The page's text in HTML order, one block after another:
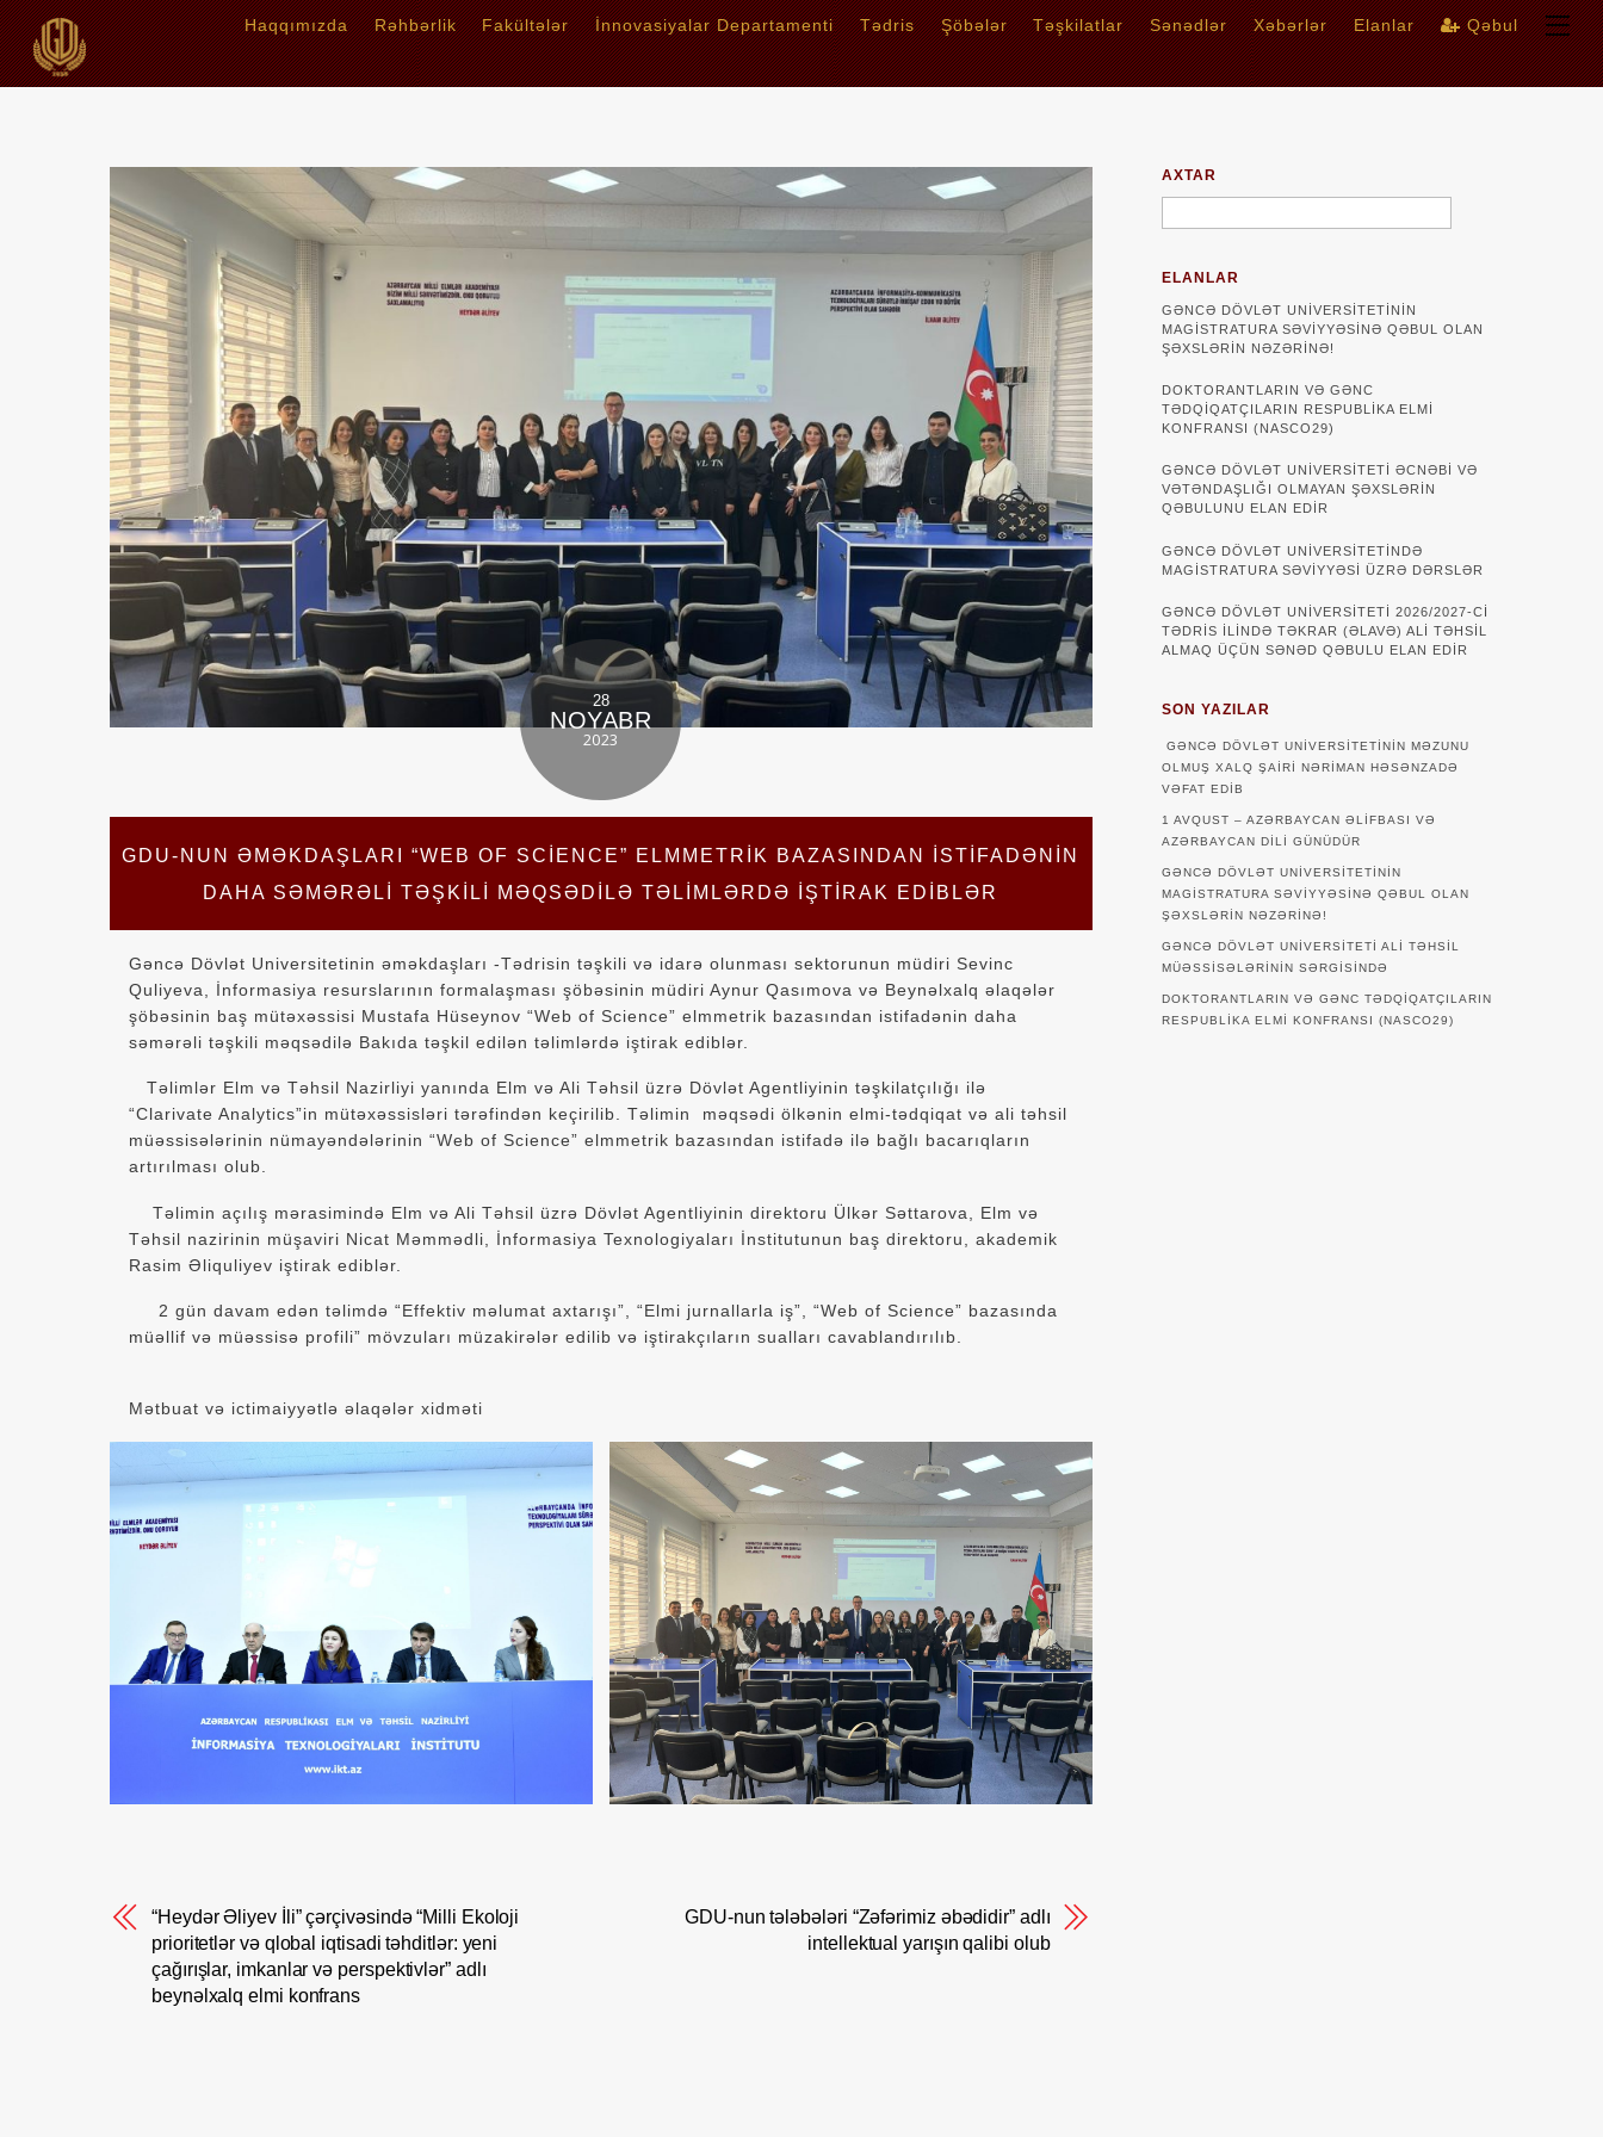
Haqqımızda Rəhbərlik Fakültələr İnnovasiyalar Departamenti Tədris Şöbələr Təşkilatlar Sənədlər Xəbərlər Elanlar Qəbul
28
NOYABR
2023
GDU-NUN ƏMƏKDAŞLARI “WEB OF SCIENCE” ELMMETRIK BAZASINDAN ISTIFADƏNIN
DAHA SƏMƏRƏLI TƏŞKILI MƏQSƏDILƏ TƏLIMLƏRDƏ IŞTIRAK EDIBLƏR
Gəncə Dövlət Universitetinin əməkdaşları -Tədrisin təşkili və idarə olunması sektorunun müdiri Sevinc
Quliyeva, İnformasiya resurslarının formalaşması şöbəsinin müdiri Aynur Qasımova və Beynəlxalq əlaqələr
şöbəsinin baş mütəxəssisi Mustafa Hüseynov “Web of Science” elmmetrik bazasından istifadənin daha
səmərəli təşkili məqsədilə Bakıda təşkil edilən təlimlərdə iştirak ediblər.
Təlimlər Elm və Təhsil Nazirliyi yanında Elm və Ali Təhsil üzrə Dövlət Agentliyinin təşkilatçılığı ilə
“Clarivate Analytics”in mütəxəssisləri tərəfindən keçirilib. Təlimin məqsədi ölkənin elmi-tədqiqat və ali təhsil
müəssisələrinin nümayəndələrinin “Web of Science” elmmetrik bazasından istifadə ilə bağlı bacarıqların
artırılması olub.
Təlimin açılış mərasimində Elm və Ali Təhsil üzrə Dövlət Agentliyinin direktoru Ülkər Səttarova, Elm və
Təhsil nazirinin müşaviri Nicat Məmmədli, İnformasiya Texnologiyaları İnstitutunun baş direktoru, akademik
Rasim Əliquliyev iştirak ediblər.
2 gün davam edən təlimdə “Effektiv məlumat axtarışı”, “Elmi jurnallarla iş”, “Web of Science” bazasında
müəllif və müəssisə profili” mövzuları müzakirələr edilib və iştirakçıların sualları cavablandırılıb.
Mətbuat və ictimaiyyətlə əlaqələr xidməti
“Heydər Əliyev İli” çərçivəsində “Milli Ekoloji
prioritetlər və qlobal iqtisadi təhditlər: yeni
çağırışlar, imkanlar və perspektivlər” adlı
beynəlxalq elmi konfrans
GDU-nun tələbələri “Zəfərimiz əbədidir” adlı
intellektual yarışın qalibi olub
AXTAR
ELANLAR
GƏNCƏ DÖVLƏT UNIVERSITETININ
MAGISTRATURA SƏVIYYƏSINƏ QƏBUL OLAN
ŞƏXSLƏRIN NƏZƏRINƏ!
DOKTORANTLARIN VƏ GƏNC
TƏDQİQATÇILARIN RESPUBLİKA ELMİ
KONFRANSI (NASCO29)
GƏNCƏ DÖVLƏT UNIVERSITETI ƏCNƏBI VƏ
VƏTƏNDAŞLIĞI OLMAYAN ŞƏXSLƏRIN
QƏBULUNU ELAN EDIR
GƏNCƏ DÖVLƏT UNIVERSITETINDƏ
MAGISTRATURA SƏVIYYƏSI ÜZRƏ DƏRSLƏR
GƏNCƏ DÖVLƏT UNİVERSİTETİ 2026/2027-Cİ
TƏDRİS İLİNDƏ TƏKRAR (ƏLAVƏ) ALİ TƏHSİL
ALMAQ ÜÇÜN SƏNƏD QƏBULU ELAN EDİR
SON YAZILAR
GƏNCƏ DÖVLƏT UNIVERSITETININ MƏZUNU
OLMUŞ XALQ ŞAIRI NƏRIMAN HƏSƏNZADƏ
VƏFAT EDIB
1 AVQUST – AZƏRBAYCAN ƏLIFBASI VƏ
AZƏRBAYCAN DILI GÜNÜDÜR
GƏNCƏ DÖVLƏT UNIVERSITETININ
MAGISTRATURA SƏVIYYƏSINƏ QƏBUL OLAN
ŞƏXSLƏRIN NƏZƏRINƏ!
GƏNCƏ DÖVLƏT UNIVERSITETI ALI TƏHSIL
MÜƏSSISƏLƏRININ SƏRGISINDƏ
DOKTORANTLARIN VƏ GƏNC TƏDQİQATÇILARIN
RESPUBLİKA ELMİ KONFRANSI (NASCO29)